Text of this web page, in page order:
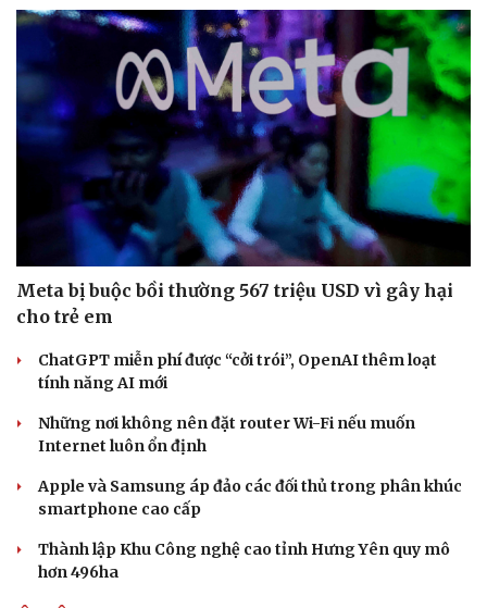
Doanh nghiệp
Thông tin doanh nghiệp
Doanh nhân
Vì cộng đồng
Công nghệ
Trải nghiệm
Meta bị buộc bồi thường 567 triệu USD vì gây hại
cho trẻ em
ChatGPT miễn phí được “cởi trói”, OpenAI thêm loạt
tính năng AI mới
Những nơi không nên đặt router Wi-Fi nếu muốn
Internet luôn ổn định
Apple và Samsung áp đảo các đối thủ trong phân khúc
smartphone cao cấp
Thành lập Khu Công nghệ cao tỉnh Hưng Yên quy mô
hơn 496ha